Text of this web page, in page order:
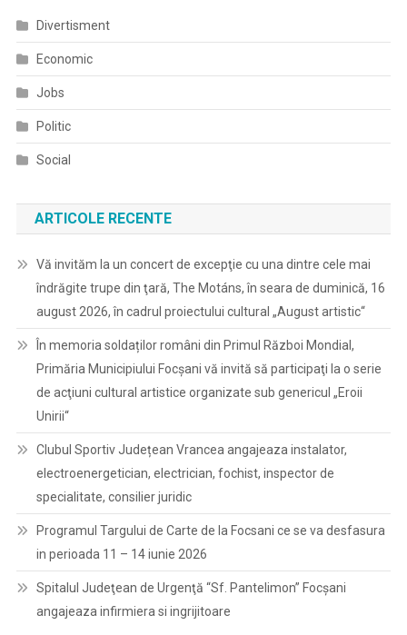
Divertisment
Economic
Jobs
Politic
Social
ARTICOLE RECENTE
Vă invităm la un concert de excepţie cu una dintre cele mai
îndrăgite trupe din ţară, The Motáns, în seara de duminică, 16
august 2026, în cadrul proiectului cultural „August artistic“
În memoria soldaților români din Primul Război Mondial,
Primăria Municipiului Focșani vă invită să participaţi la o serie
de acţiuni cultural artistice organizate sub genericul „Eroii
Unirii“
Clubul Sportiv Județean Vrancea angajeaza instalator,
electroenergetician, electrician, fochist, inspector de
specialitate, consilier juridic
Programul Targului de Carte de la Focsani ce se va desfasura
in perioada 11 – 14 iunie 2026
Spitalul Judeţean de Urgenţă “Sf. Pantelimon” Focşani
angajeaza infirmiera si ingrijitoare